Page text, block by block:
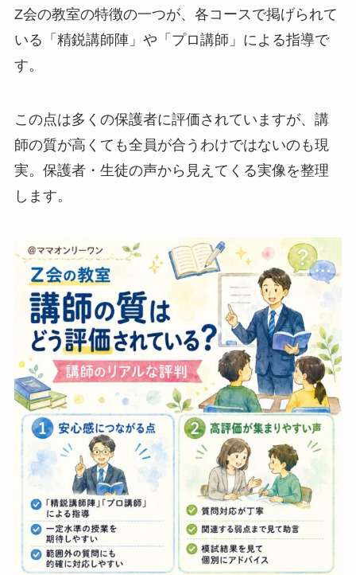
Z会の教室の特徴の一つが、各コースで掲げられて
いる「精鋭講師陣」や「プロ講師」による指導で
す。
この点は多くの保護者に評価されていますが、講
師の質が高くても全員が合うわけではないのも現
実。保護者・生徒の声から見えてくる実像を整理
します。